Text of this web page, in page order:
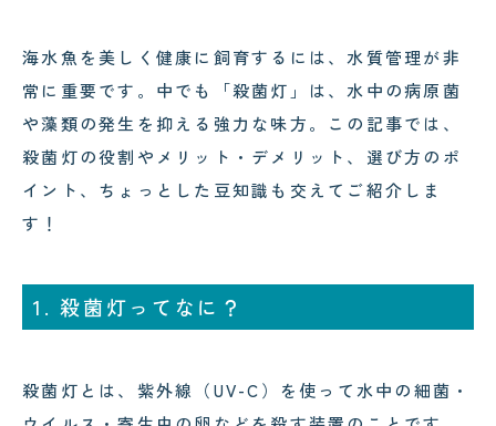
2026.08.03
可児市のクリニック様へ水槽メン
テナンス｜美しい水景を支える定
期メンテナンスの大切さ
2026.07.28
スカンクシュリンプが抱卵！実は
「雌雄同体」の不思議なエビでし
た！
海水魚を美しく健康に飼育するには、水質管理が非
常に重要です。中でも「殺菌灯」は、水中の病原菌
や藻類の発生を抑える強力な味方。この記事では、
殺菌灯の役割やメリット・デメリット、選び方のポ
イント、ちょっとした豆知識も交えてご紹介しま
す！
1. 殺菌灯ってなに？
殺菌灯とは、紫外線（UV-C）を使って水中の細菌・